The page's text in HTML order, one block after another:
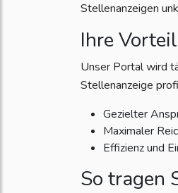
Stellenanzeigen
Ihre
Unser Portal wird
Stellenanzeige
Gezielter
Maximaler
Effizienz und
So tragen